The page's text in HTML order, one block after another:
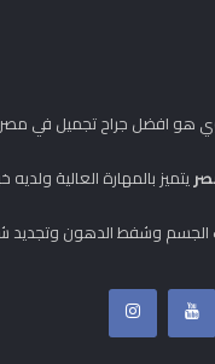
هو افضل جراح تجميل في مصر
يتميز بالمهارة العالية
وشفط الدهون وتجديد